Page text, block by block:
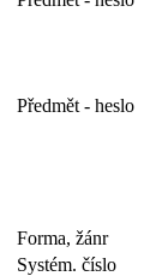
Předmět - heslo
Forma, žánr
Systém. číslo